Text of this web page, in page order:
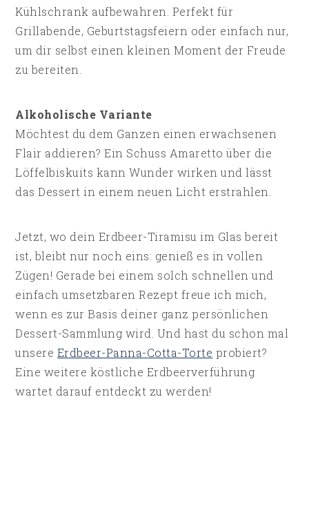
Kühlschrank aufbewahren. Perfekt für
Grillabende, Geburtstagsfeiern oder einfach nur,
um dir selbst einen kleinen Moment der Freude
zu bereiten.
Alkoholische Variante
Möchtest du dem Ganzen einen erwachsenen
Flair addieren? Ein Schuss Amaretto über die
Löffelbiskuits kann Wunder wirken und lässt
das Dessert in einem neuen Licht erstrahlen.
Jetzt, wo dein Erdbeer-Tiramisu im Glas bereit
ist, bleibt nur noch eins: genieß es in vollen
Zügen! Gerade bei einem solch schnellen und
einfach umsetzbaren Rezept freue ich mich,
wenn es zur Basis deiner ganz persönlichen
Dessert-Sammlung wird. Und hast du schon mal
unsere Erdbeer-Panna-Cotta-Torte probiert?
Eine weitere köstliche Erdbeerverführung
wartet darauf entdeckt zu werden!